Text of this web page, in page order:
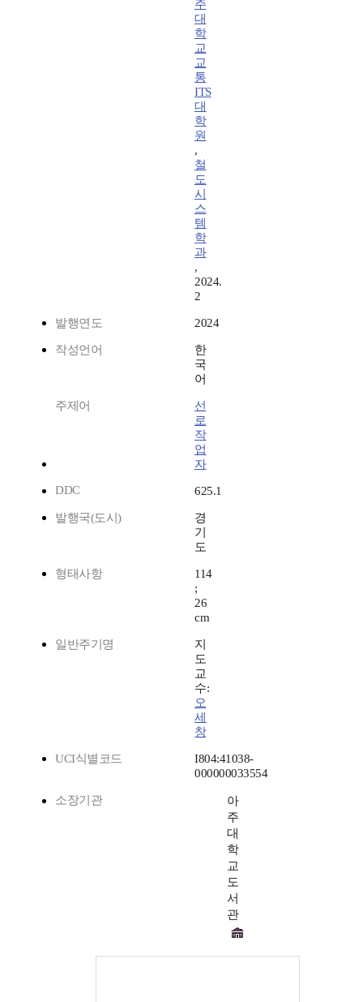
주
대
학
교
교
통
ITS
대
학
원
,
철
도
시
스
템
학
과
,
2024.
2
발행연도 2024
작성언어
한
국
어
주제어
선
로
작
업
자
DDC
625.1
발행국(도시)
경
기
도
형태사항
114
;
26
cm
일반주기명
지
도
교
수:
오
세
창
UCI식별코드
I804:41038-
000000033554
소장기관
아
주
대
학
교
도
서
관